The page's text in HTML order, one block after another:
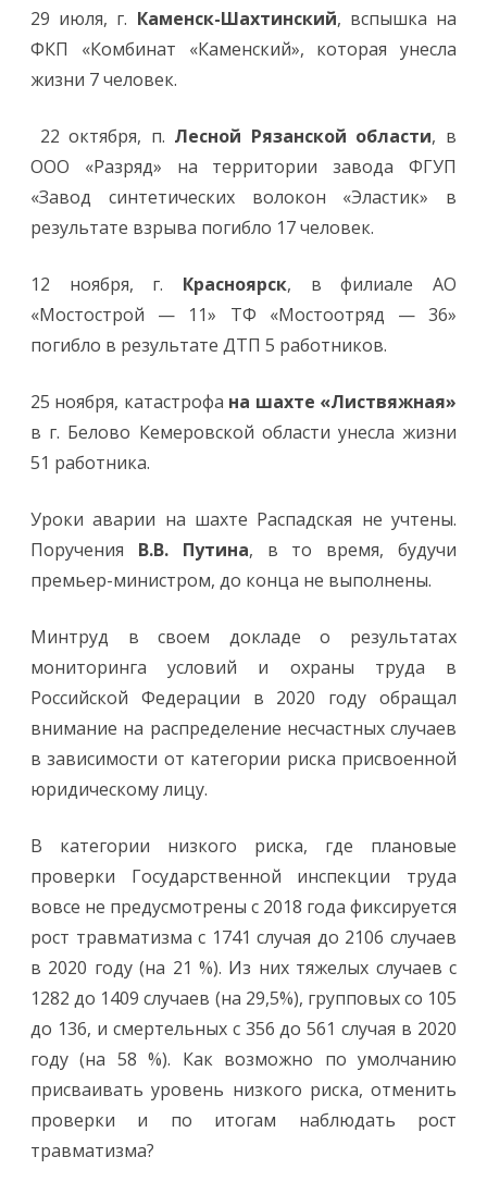
29 июля, г. Каменск-Шахтинский, вспышка на
ФКП «Комбинат «Каменский», которая унесла
жизни 7 человек.
22 октября, п. Лесной Рязанской области, в
ООО «Разряд» на территории завода ФГУП
«Завод синтетических волокон «Эластик» в
результате взрыва погибло 17 человек.
12 ноября, г. Красноярск, в филиале АО
«Мостострой — 11» ТФ «Мостоотряд — 36»
погибло в результате ДТП 5 работников.
25 ноября, катастрофа на шахте «Листвяжная»
в г. Белово Кемеровской области унесла жизни
51 работника.
Уроки аварии на шахте Распадская не учтены.
Поручения В.В. Путина, в то время, будучи
премьер-министром, до конца не выполнены.
Минтруд в своем докладе о результатах
мониторинга условий и охраны труда в
Российской Федерации в 2020 году обращал
внимание на распределение несчастных случаев
в зависимости от категории риска присвоенной
юридическому лицу.
В категории низкого риска, где плановые
проверки Государственной инспекции труда
вовсе не предусмотрены с 2018 года фиксируется
рост травматизма с 1741 случая до 2106 случаев
в 2020 году (на 21 %). Из них тяжелых случаев с
1282 до 1409 случаев (на 29,5%), групповых со 105
до 136, и смертельных с 356 до 561 случая в 2020
году (на 58 %). Как возможно по умолчанию
присваивать уровень низкого риска, отменить
проверки и по итогам наблюдать рост
травматизма?